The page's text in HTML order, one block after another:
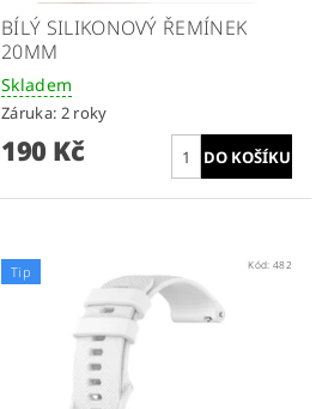
BÍLÝ SILIKONOVÝ ŘEMÍNEK
20MM
Skladem
Záruka: 2 roky
190 Kč
Tip Kód:482